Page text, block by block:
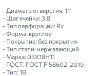
- Диаметр отверстия: 1.1
- Шаг ячейки: 3.8
- Тип перфорации: Rv
- Форма: круглое
- Покрытие: без покрытия
- Тип стали: нержавеющий
- Марка: 03Х18Н11
- ГОСТ: ГОСТ Р 58602-2019
- Тип: 1B